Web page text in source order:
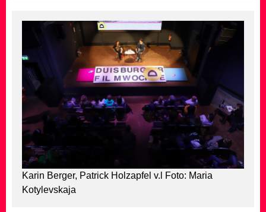
Karin Berger, Patrick Holzapfel v.l Foto: Maria
Kotylevskaja